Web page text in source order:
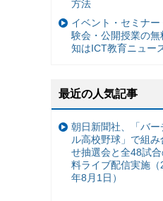
方法
イベント・セミナー
験会・公開授業の無
知はICT教育ニュー
最近の人気記事
朝日新聞社、「バー
ル高校野球」で組み
せ抽選会と全48試
料ライブ配信実施（
年8月1日）